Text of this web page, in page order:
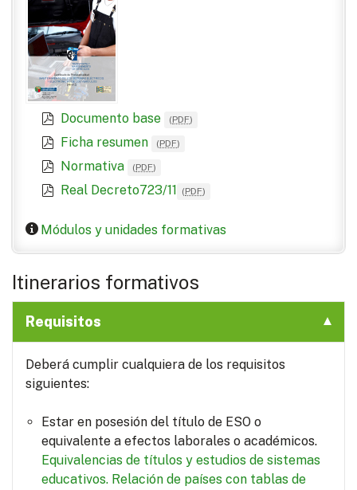
Documento base (PDF)
Ficha resumen (PDF)
Normativa (PDF)
Real Decreto723/11 (PDF)
Módulos y unidades formativas
Itinerarios formativos
Requisitos
Deberá cumplir cualquiera de los requisitos
siguientes:
Estar en posesión del título de ESO o
equivalente a efectos laborales o académicos.
Equivalencias de títulos y estudios de sistemas
educativos. Relación de países con tablas de